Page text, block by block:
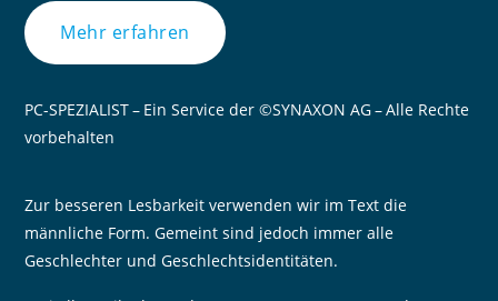
Mehr erfahren
PC-SPEZIALIST – Ein Service der ©SYNAXON AG – Alle Rechte
vorbehalten
Zur besseren Lesbarkeit verwenden wir im Text die
männliche Form. Gemeint sind jedoch immer alle
Geschlechter und Geschlechtsidentitäten.